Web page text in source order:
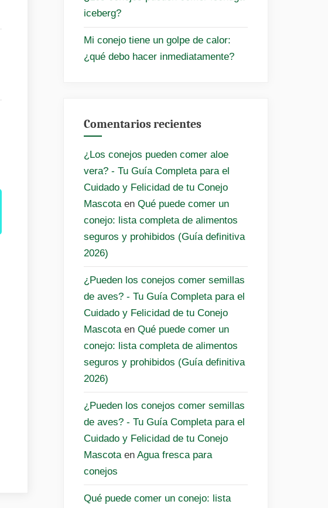
iceberg?
Mi conejo tiene un golpe de calor:
¿qué debo hacer inmediatamente?
Comentarios recientes
¿Los conejos pueden comer aloe
vera? - Tu Guía Completa para el
Cuidado y Felicidad de tu Conejo
Mascota en Qué puede comer un
conejo: lista completa de alimentos
seguros y prohibidos (Guía definitiva
2026)
¿Pueden los conejos comer semillas
de aves? - Tu Guía Completa para el
Cuidado y Felicidad de tu Conejo
Mascota en Qué puede comer un
conejo: lista completa de alimentos
seguros y prohibidos (Guía definitiva
2026)
¿Pueden los conejos comer semillas
de aves? - Tu Guía Completa para el
Cuidado y Felicidad de tu Conejo
Mascota en Agua fresca para
conejos
Qué puede comer un conejo: lista